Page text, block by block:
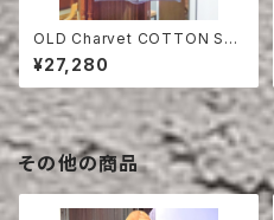
OLD Charvet COTTON SHI
RT
¥27,280
その他の商品